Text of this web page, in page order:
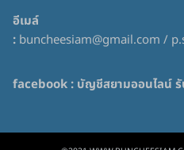
อีเมล์
: buncheesiam@gmail.com /
facebook : บัญชีสยามออนไลน์